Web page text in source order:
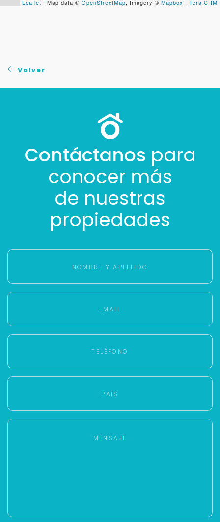
Leaflet | Map data © OpenStreetMap, Imagery © Mapbox , Tera CRM
Volver
Contáctanos para
conocer más
de nuestras
propiedades
Continuar por WhatsApp
Cancelar
Buscamos darte la mejor experiencia.
Con estos datos podemos responderte mejor y